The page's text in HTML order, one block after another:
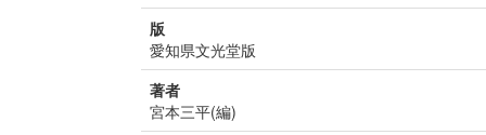
版
愛知県文光堂版
著者
宮本三平(編)